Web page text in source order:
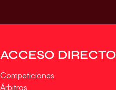
ACCESO DIRECTO
Competiciones
Árbitros